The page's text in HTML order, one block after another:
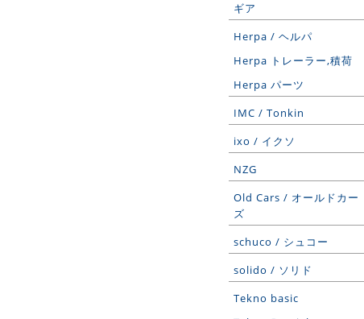
ギア
Herpa / ヘルパ
Herpa トレーラー,積荷
Herpa パーツ
IMC / Tonkin
ixo / イクソ
NZG
Old Cars / オールドカー
ズ
schuco / シュコー
solido / ソリド
Tekno basic